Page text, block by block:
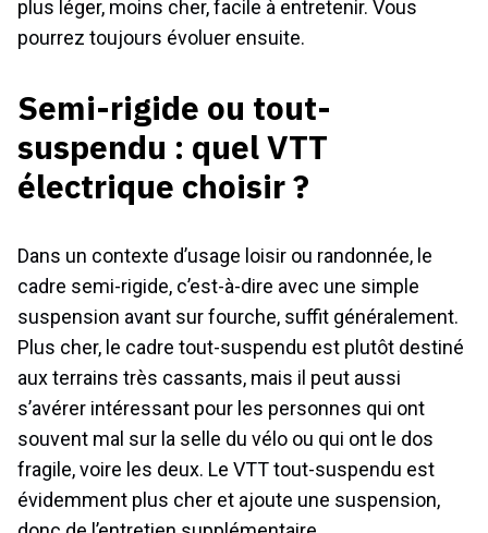
plus léger, moins cher, facile à entretenir. Vous
pourrez toujours évoluer ensuite.
Semi-rigide ou tout-
suspendu : quel VTT
électrique choisir ?
Dans un contexte d’usage loisir ou randonnée, le
cadre semi-rigide, c’est-à-dire avec une simple
suspension avant sur fourche, suffit généralement.
Plus cher, le cadre tout-suspendu est plutôt destiné
aux terrains très cassants, mais il peut aussi
s’avérer intéressant pour les personnes qui ont
souvent mal sur la selle du vélo ou qui ont le dos
fragile, voire les deux. Le VTT tout-suspendu est
évidemment plus cher et ajoute une suspension,